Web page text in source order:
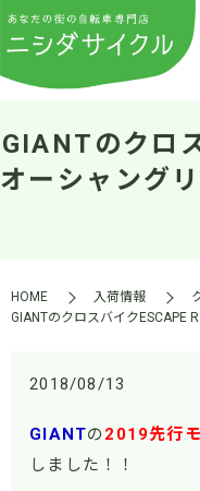
GIANTのクロ
オーシャング
HOME 入荷情報
GIANTのクロスバイクESCAPE
2018/08/13
GIANTの 2019先行
しました！！